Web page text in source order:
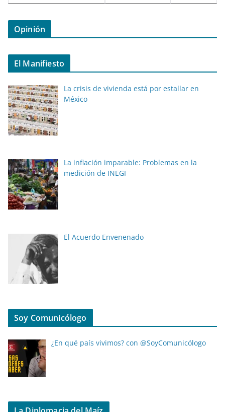
Opinión
El Manifiesto
La crisis de vivienda está por estallar en
México
La inflación imparable: Problemas en la
medición de INEGI
El Acuerdo Envenenado
Soy Comunicólogo
¿En qué país vivimos? con @SoyComunicólogo